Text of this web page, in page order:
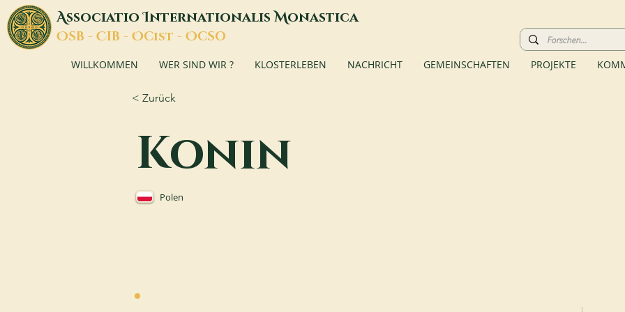
AssociatioInternationalisMonastica
OSB - CIB - OCist - OCSO
WILLKOMMEN WER SIND WIR ? KLOSTERLEBEN NACHRICHT GEMEINSCHAFTEN PROJEKTE
< Zurück
Konin
Polen